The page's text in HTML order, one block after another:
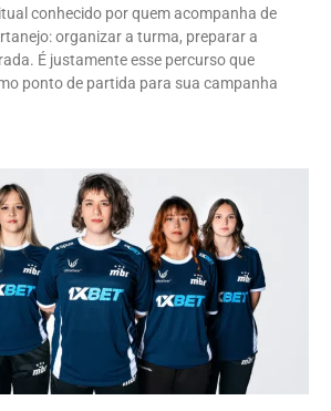
conhecido por quem acompanha de
organizar a turma, preparar a
É justamente esse percurso que
ponto de partida para sua campanha